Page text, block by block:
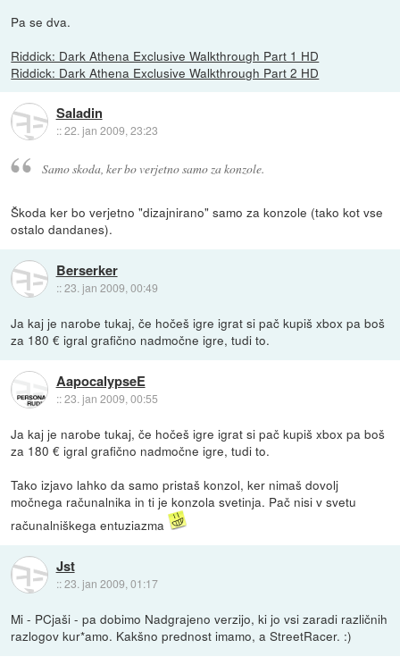
Pa se dva.
Riddick: Dark Athena Exclusive Walkthrough Part 1 HD
Riddick: Dark Athena Exclusive Walkthrough Part 2 HD
Saladin
::22. jan 2009, 23:23
Samo skoda, ker bo verjetno samo za konzole.
Škoda ker bo verjetno "dizajnirano" samo za konzole (tako kot vse
ostalo dandanes).
Berserker
::23. jan 2009, 00:49
Ja kaj je narobe tukaj, če hočeš igre igrat si pač kupiš xbox pa boš
za 180 € igral grafično nadmočne igre, tudi to.
AapocalypseE
::23. jan 2009, 00:55
Ja kaj je narobe tukaj, če hočeš igre igrat si pač kupiš xbox pa boš
za 180 € igral grafično nadmočne igre, tudi to.
Tako izjavo lahko da samo pristaš konzol, ker nimaš dovolj
močnega računalnika in ti je konzola svetinja. Pač nisi v svetu
računalniškega entuziazma
Jst
::23. jan 2009, 01:17
Mi - PCjaši - pa dobimo Nadgrajeno verzijo, ki jo vsi zaradi različnih
razlogov kur*amo. Kakšno prednost imamo, a StreetRacer. :)